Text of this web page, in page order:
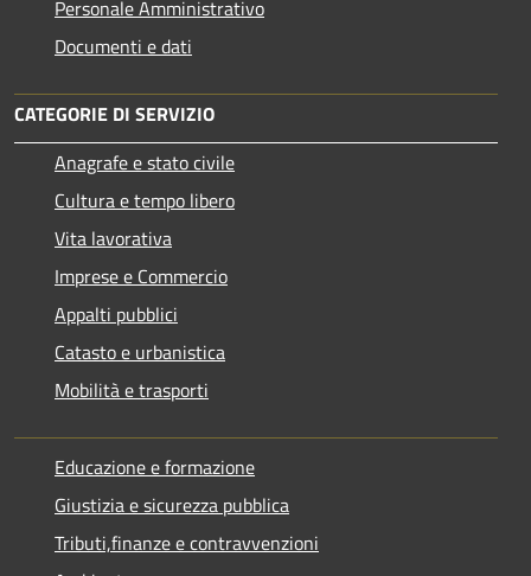
Personale Amministrativo
Documenti e dati
CATEGORIE DI SERVIZIO
Anagrafe e stato civile
Cultura e tempo libero
Vita lavorativa
Imprese e Commercio
Appalti pubblici
Catasto e urbanistica
Mobilità e trasporti
Educazione e formazione
Giustizia e sicurezza pubblica
Tributi,finanze e contravvenzioni